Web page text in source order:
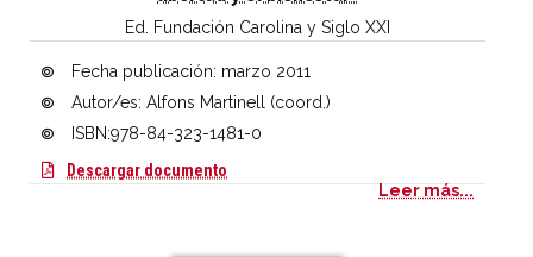
Ed. Fundación Carolina y Siglo XXI
Fecha publicación: marzo 2011
Autor/es: Alfons Martinell (coord.)
ISBN:978-84-323-1481-0
Descargar documento
Leer más...